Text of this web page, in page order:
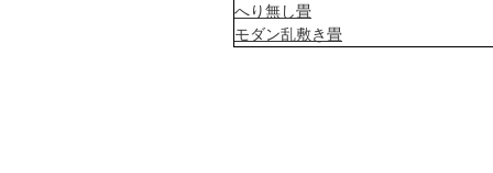
へり無し畳
モダン乱敷き畳